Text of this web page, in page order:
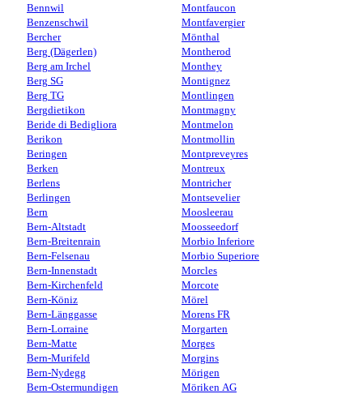
Bennwil
Benzenschwil
Bercher
Berg (Dägerlen)
Berg am Irchel
Berg SG
Berg TG
Bergdietikon
Beride di Bedigliora
Berikon
Beringen
Berken
Berlens
Berlingen
Bern
Bern-Altstadt
Bern-Breitenrain
Bern-Felsenau
Bern-Innenstadt
Bern-Kirchenfeld
Bern-Köniz
Bern-Länggasse
Bern-Lorraine
Bern-Matte
Bern-Murifeld
Bern-Nydegg
Bern-Ostermundigen
Montfaucon
Montfavergier
Mönthal
Montherod
Monthey
Montignez
Montlingen
Montmagny
Montmelon
Montmollin
Montpreveyres
Montreux
Montricher
Montsevelier
Moosleerau
Moosseedorf
Morbio Inferiore
Morbio Superiore
Morcles
Morcote
Mörel
Morens FR
Morgarten
Morges
Morgins
Mörigen
Möriken AG